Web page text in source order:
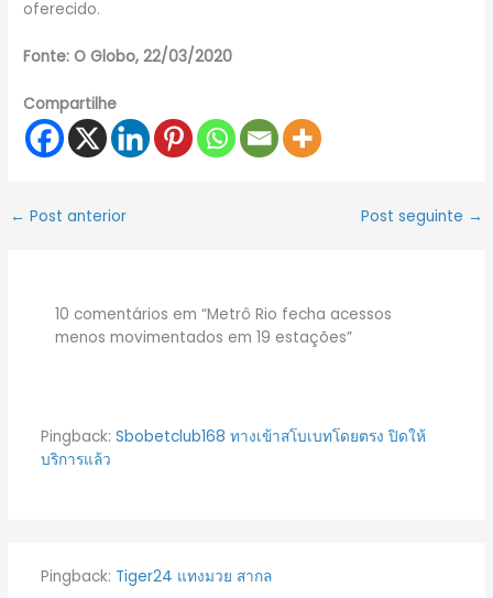
oferecido.
Fonte: O Globo, 22/03/2020
Compartilhe
← Post anterior Post seguinte →
10 comentários em “Metrô Rio fecha acessos
menos movimentados em 19 estações”
Pingback: Sbobetclub168 ทางเข้าสโบเบทโดยตรง ปิดให้
บริการแล้ว
Pingback: Tiger24 แทงมวย สากล